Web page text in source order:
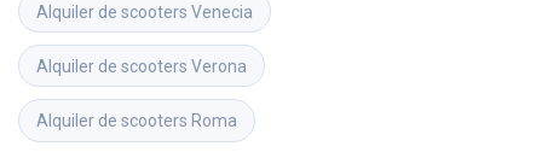
Alquiler de scooters Venecia
Alquiler de scooters Verona
Alquiler de scooters Roma